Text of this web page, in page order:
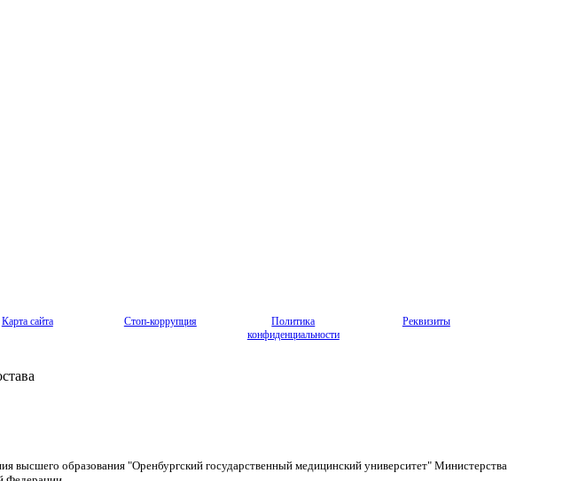
Карта сайта Стоп-коррупция
Политика
конфиденциальности
Реквизиты
образования "Оренбургский государственный медицинский университет" Министерства